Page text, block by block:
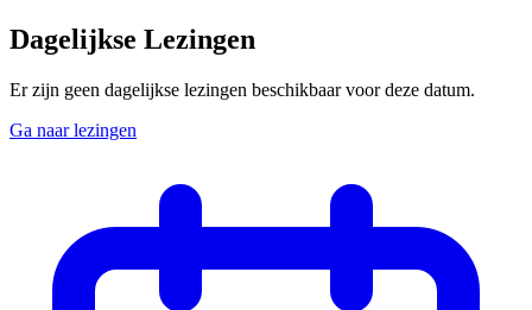
Dagelijkse Lezingen
Er zijn geen dagelijkse lezingen beschikbaar voor deze datum.
Ga naar lezingen